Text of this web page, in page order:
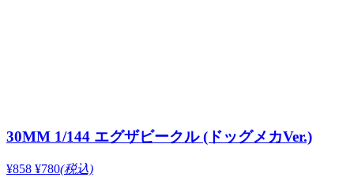
30MM 1/144 エグザビークル (ドッグメカVer.)
¥858 ¥780(税込)